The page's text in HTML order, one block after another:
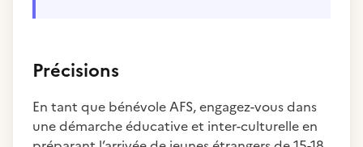
Précisions
En tant que bénévole AFS, engagez-vous dans
une démarche éducative et inter-culturelle en